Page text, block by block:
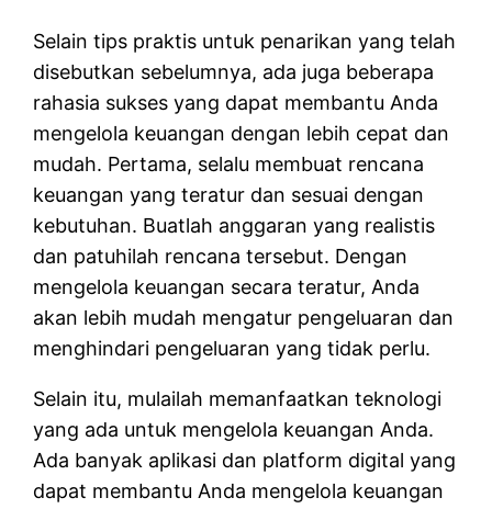
Selain tips praktis untuk penarikan yang telah
disebutkan sebelumnya, ada juga beberapa
rahasia sukses yang dapat membantu Anda
mengelola keuangan dengan lebih cepat dan
mudah. Pertama, selalu membuat rencana
keuangan yang teratur dan sesuai dengan
kebutuhan. Buatlah anggaran yang realistis
dan patuhilah rencana tersebut. Dengan
mengelola keuangan secara teratur, Anda
akan lebih mudah mengatur pengeluaran dan
menghindari pengeluaran yang tidak perlu.
Selain itu, mulailah memanfaatkan teknologi
yang ada untuk mengelola keuangan Anda.
Ada banyak aplikasi dan platform digital yang
dapat membantu Anda mengelola keuangan